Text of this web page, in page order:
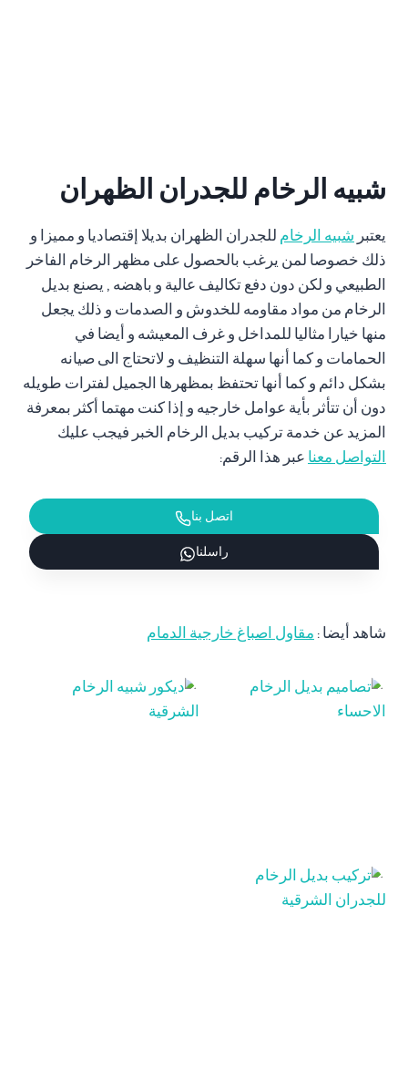
شبيه الرخام للجدران الظهران
يعتبر شبيه الرخام للجدران الظهران بديلا إقتصاديا و مميزا و
ذلك خصوصا لمن يرغب بالحصول على مظهر الرخام الفاخر
الطبيعي و لكن دون دفع تكاليف عالية و باهضه , يصنع بديل
الرخام من مواد مقاومه للخدوش و الصدمات و ذلك يجعل
منها خيارا مثاليا للمداخل و غرف المعيشه و أيضا في
الحمامات و كما أنها سهلة التنظيف و لاتحتاج الى صيانه
بشكل دائم و كما أنها تحتفظ بمظهرها الجميل لفترات طويله
دون أن تتأثر بأية عوامل خارجيه و إذا كنت مهتما أكثر بمعرفة
المزيد عن خدمة تركيب بديل الرخام الخبر فيجب عليك
التواصل معنا عبر هذا الرقم:
اتصل بنا
راسلنا
شاهد أيضا : مقاول اصباغ خارجية الدمام